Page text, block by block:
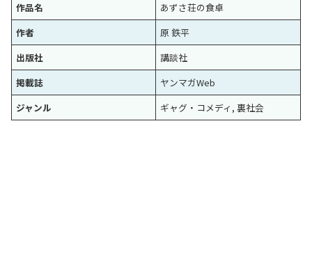
作品名
あずさ荘の食卓
作者
原 鉄平
出版社
講談社
掲載誌
ヤンマガWeb
ジャンル
ギャグ・コメディ, 裏社会